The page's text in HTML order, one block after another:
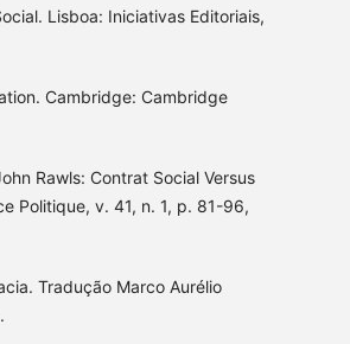
Lisboa: Iniciativas Editoriais,
Cambridge: Cambridge
Rawls: Contrat Social Versus
Politique, v. 41, n. 1, p. 81-96,
Tradução Marco Aurélio